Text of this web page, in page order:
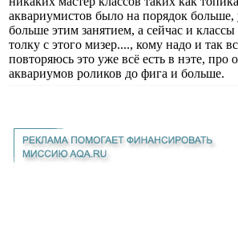
аквариумистов было на порядок больше,
больше этим занятием, а сейчас и
толку с этого мизер...., кому надо и так
повторяюсь это уже всё есть в нэте, про
аквариумов роликов до фига и больше.